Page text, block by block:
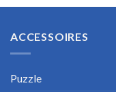
ACCESSOIRES
Puzzle